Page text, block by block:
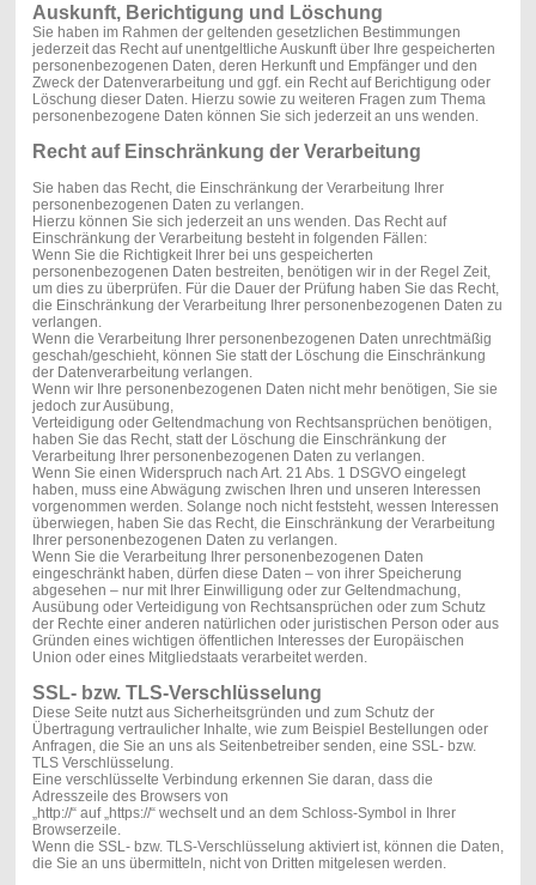
Auskunft, Berichtigung und Löschung
Sie haben im Rahmen der geltenden gesetzlichen Bestimmungen
jederzeit das Recht auf unentgeltliche Auskunft über Ihre gespeicherten
personenbezogenen Daten, deren Herkunft und Empfänger und den
Zweck der Datenverarbeitung und ggf. ein Recht auf Berichtigung oder
Löschung dieser Daten. Hierzu sowie zu weiteren Fragen zum Thema
personenbezogene Daten können Sie sich jederzeit an uns wenden.
Recht auf Einschränkung der Verarbeitung
Sie haben das Recht, die Einschränkung der Verarbeitung Ihrer
personenbezogenen Daten zu verlangen.
Hierzu können Sie sich jederzeit an uns wenden. Das Recht auf
Einschränkung der Verarbeitung besteht in folgenden Fällen:
Wenn Sie die Richtigkeit Ihrer bei uns gespeicherten
personenbezogenen Daten bestreiten, benötigen wir in der Regel Zeit,
um dies zu überprüfen. Für die Dauer der Prüfung haben Sie das Recht,
die Einschränkung der Verarbeitung Ihrer personenbezogenen Daten zu
verlangen.
Wenn die Verarbeitung Ihrer personenbezogenen Daten unrechtmäßig
geschah/geschieht, können Sie statt der Löschung die Einschränkung
der Datenverarbeitung verlangen.
Wenn wir Ihre personenbezogenen Daten nicht mehr benötigen, Sie sie
jedoch zur Ausübung,
Verteidigung oder Geltendmachung von Rechtsansprüchen benötigen,
haben Sie das Recht, statt der Löschung die Einschränkung der
Verarbeitung Ihrer personenbezogenen Daten zu verlangen.
Wenn Sie einen Widerspruch nach Art. 21 Abs. 1 DSGVO eingelegt
haben, muss eine Abwägung zwischen Ihren und unseren Interessen
vorgenommen werden. Solange noch nicht feststeht, wessen Interessen
überwiegen, haben Sie das Recht, die Einschränkung der Verarbeitung
Ihrer personenbezogenen Daten zu verlangen.
Wenn Sie die Verarbeitung Ihrer personenbezogenen Daten
eingeschränkt haben, dürfen diese Daten – von ihrer Speicherung
abgesehen – nur mit Ihrer Einwilligung oder zur Geltendmachung,
Ausübung oder Verteidigung von Rechtsansprüchen oder zum Schutz
der Rechte einer anderen natürlichen oder juristischen Person oder aus
Gründen eines wichtigen öffentlichen Interesses der Europäischen
Union oder eines Mitgliedstaats verarbeitet werden.
SSL- bzw. TLS-Verschlüsselung
Diese Seite nutzt aus Sicherheitsgründen und zum Schutz der
Übertragung vertraulicher Inhalte, wie zum Beispiel Bestellungen oder
Anfragen, die Sie an uns als Seitenbetreiber senden, eine SSL- bzw.
TLS Verschlüsselung.
Eine verschlüsselte Verbindung erkennen Sie daran, dass die
Adresszeile des Browsers von
„http://“ auf „https://“ wechselt und an dem Schloss-Symbol in Ihrer
Browserzeile.
Wenn die SSL- bzw. TLS-Verschlüsselung aktiviert ist, können die Daten,
die Sie an uns übermitteln, nicht von Dritten mitgelesen werden.